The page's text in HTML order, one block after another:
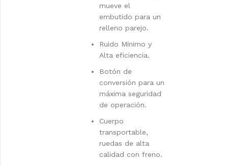
mueve el
embutido para un
relleno parejo.
Ruido Mínimo y
Alta eficiencia.
Botón de
conversión para un
máxima seguridad
de operación.
Cuerpo
transportable,
ruedas de alta
calidad con freno.